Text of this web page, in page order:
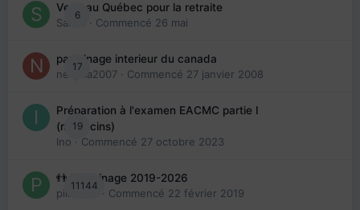
6
Venir au Québec pour la retraite
Sab74
· Commencé 26 mai
17
parrainage interieur du canada
nedjma2007 · Commencé 27 janvier 2008
19
Préparation à l'examen EACMC partie I
(médecins)
Ino · Commencé 27 octobre 2023
11144
👬 Parrainage 2019-2026
piinoush · Commencé 22 février 2019